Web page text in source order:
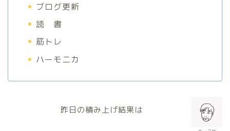
ブログ更新
読 書
筋トレ
ハーモニカ
昨日の積み上げ結果は